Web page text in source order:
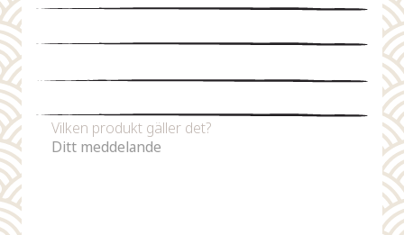
Vilken produkt gäller det?